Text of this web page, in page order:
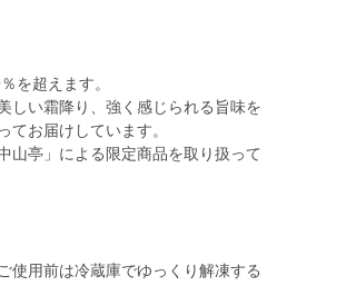
を超えます。
しい霜降り、強く感じられる旨味を
お届けしています。
山亭」による限定商品を取り扱って
使用前は冷蔵庫でゆっくり解凍する